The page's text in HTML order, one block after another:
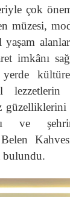
çok
müzesi,
imkânı
kültürel
lezzetlerin
ve
bulundu.